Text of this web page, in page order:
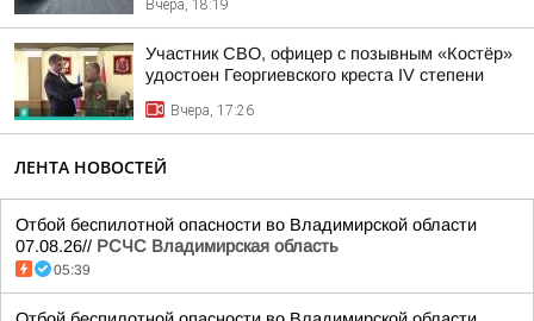
Вчера, 18:19
Участник СВО, офицер с позывным «Костёр»
удостоен Георгиевского креста IV степени
Вчера, 17:26
ЛЕНТА НОВОСТЕЙ
Отбой беспилотной опасности во Владимирской области
07.08.26// РСЧС Владимирская область
05:39